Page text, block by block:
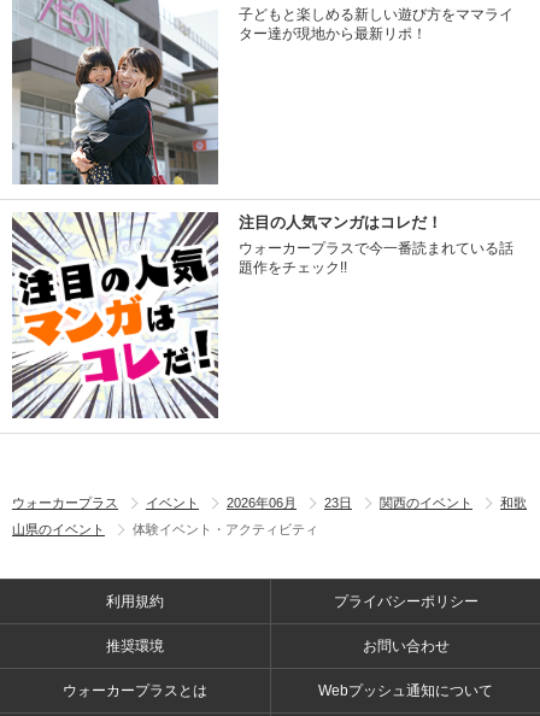
子どもと楽しめる新しい遊び方をママライ
ター達が現地から最新リポ！
注目の人気マンガはコレだ！
ウォーカープラスで今一番読まれている話
題作をチェック!!
ウォーカープラス イベント 2026年06月 23日 関西のイベント
和歌
山県のイベント
体験イベント・アクティビティ
利用規約 プライバシーポリシー
推奨環境 お問い合わせ
ウォーカープラスとは Webプッシュ通知について